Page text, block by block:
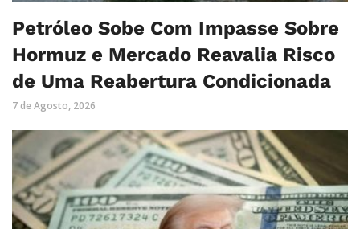
Petróleo Sobe Com Impasse Sobre
Hormuz e Mercado Reavalia Risco
de Uma Reabertura Condicionada
7 de Agosto, 2026